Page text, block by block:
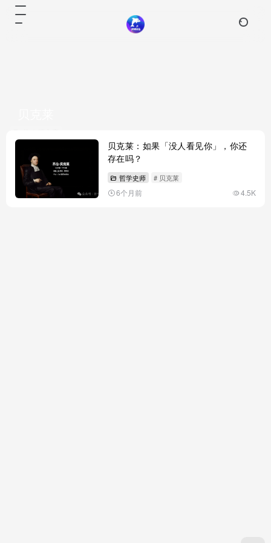
贝克莱：如果「没人看见你」，你还
存在吗？
哲学史师 # 贝克莱
6个月前 4.5K